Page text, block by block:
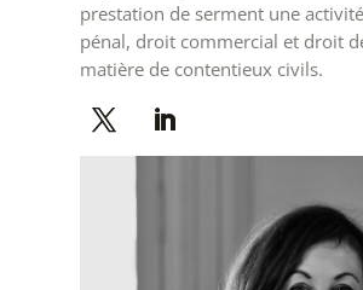
prestation de serment une
pénal, droit commercial et droit
matière de contentieux civils.